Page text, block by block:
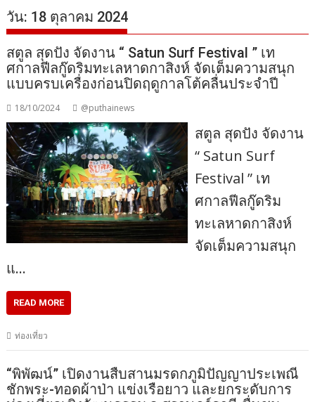
วัน: 18 ตุลาคม 2024
สตูล สุดปัง จัดงาน “ Satun Surf Festival ” เท
ศกาลฟีลกู๊ดริมทะเลหาดกาสิงห์ จัดเต็มความสนุก
แบบครบเครื่องก่อนปิดฤดูกาลโต้คลื่นประจำปี
18/10/2024 @puthainews
สตูล สุดปัง จัดงาน
“ Satun Surf
Festival ” เท
ศกาลฟีลกู๊ดริม
ทะเลหาดกาสิงห์
จัดเต็มความสนุก
แ…
READ MORE
ท่องเที่ยว
“พิพัฒน์” เปิดงานสืบสานมรดกภูมิปัญญาประเพณี
ชักพระ-ทอดผ้าป่า แข่งเรือยาว และยกระดับการ